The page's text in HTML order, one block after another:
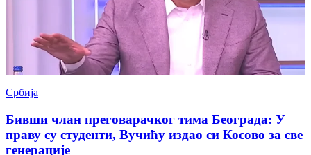
Србија
Бивши члан преговарачког тима Београда: У
праву су студенти, Вучићу издао си Косово за све
генерације